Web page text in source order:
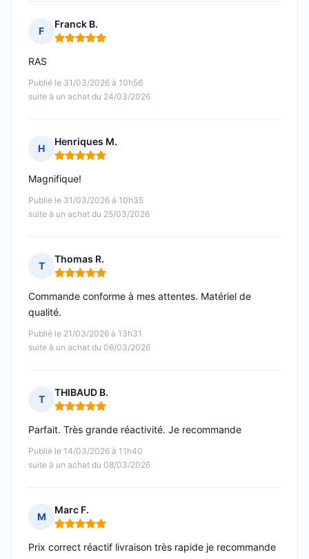
F
Franck B.
Note : 5 sur 5
Publié le 31/03/2026 à 10h56
suite à un achat du 24/03/2026
RAS
H
Henriques M.
Note : 5 sur 5
Publié le 31/03/2026 à 10h35
suite à un achat du 25/03/2026
Magnifique!
T
Thomas R.
Note : 5 sur 5
Publié le 21/03/2026 à 13h31
suite à un achat du 06/03/2026
Commande conforme à mes attentes. Matériel de
qualité.
T
THIBAUD B.
Note : 5 sur 5
Publié le 14/03/2026 à 11h40
suite à un achat du 08/03/2026
Parfait. Très grande réactivité. Je recommande
M
Marc F.
Note : 5 sur 5
Prix correct réactif livraison très rapide je recommande